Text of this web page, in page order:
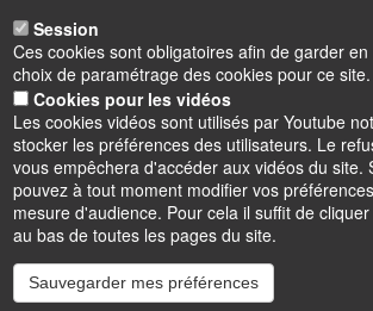
Université d'Orléans
Service Commun de Documentation
6 rue de Tours 45072 Orléans cedex 2.
Tel. +33(0) 2 38 41 71 84
[Contact ]
InstagramLinkedInYoutube
Session
Ces cookies sont obligatoires afin de garder
choix de paramétrage des cookies pour ce site.
Cookies pour les vidéos
Les cookies vidéos sont utilisés par Youtube
stocker les préférences des utilisateurs. Le
vous empêchera d'accéder aux vidéos du site.
pouvez à tout moment modifier vos
mesure d'audience. Pour cela il suffit de
au bas de toutes les pages du site.
Sauvegarder mes préférences